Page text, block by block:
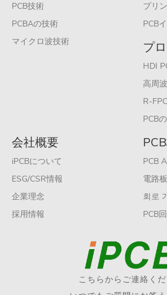
PCB技術
PCBAの技術
マイクロ波技術
プリ
PCB
プ
HDI
高周
R-
PCB
会社概要
iPCBについて
ESG/CSR情報
企業理念
採用情報
PCB
電路
회로
PCB
こちらからご連絡く